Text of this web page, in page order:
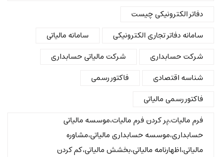
دفاتر الکترونیکی چیست
سامانه دفاتر تجاری الکترونیکی
سامانه مالیاتی
شرکت حسابداری
شرکت مالیاتی حسابداری
شناسه اقتصادی
فاکتور رسمی
فاکتور رسمی مالیاتی
فرم مالیات،پر کردن فرم مالیات،موسسه مالیاتی
حسابداری،موسسه حسابداری مالیاتی،مشاوره
مالیاتی،اظهارنامه مالیاتی،بخشش مالیاتی،کم کردن